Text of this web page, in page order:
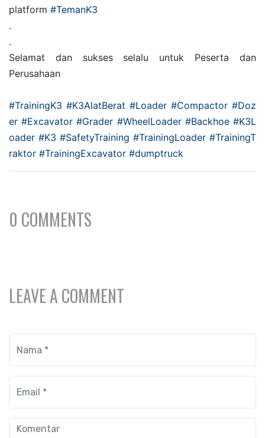
platform #TemanK3
.
.
Selamat dan sukses selalu untuk Peserta dan
Perusahaan
#TrainingK3 #K3AlatBerat #Loader #Compactor #Doz
er #Excavator #Grader #WheelLoader #Backhoe #K3L
oader #K3 #SafetyTraining #TrainingLoader #TrainingT
raktor #TrainingExcavator #dumptruck
0 COMMENTS
LEAVE A COMMENT